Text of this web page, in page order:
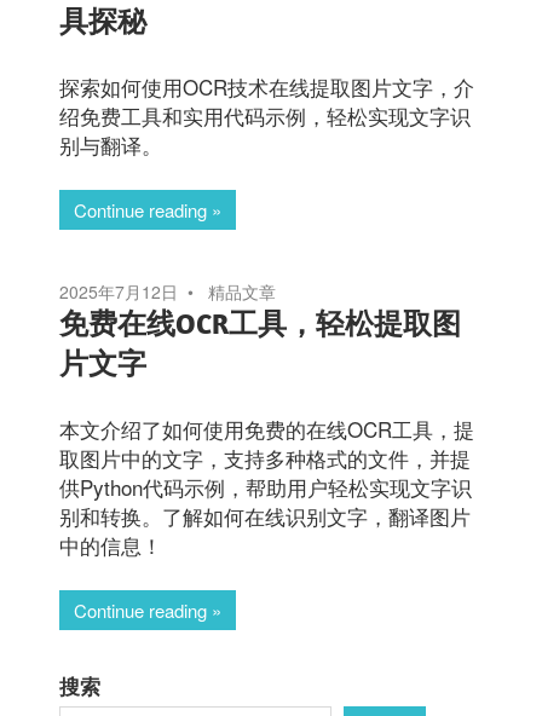
具探秘
探索如何使用OCR技术在线提取图片文字，介
绍免费工具和实用代码示例，轻松实现文字识
别与翻译。
Continue reading
2025年7月12日 精品文章
免费在线OCR工具，轻松提取图
片文字
本文介绍了如何使用免费的在线OCR工具，提
取图片中的文字，支持多种格式的文件，并提
供Python代码示例，帮助用户轻松实现文字识
别和转换。了解如何在线识别文字，翻译图片
中的信息！
Continue reading
搜索